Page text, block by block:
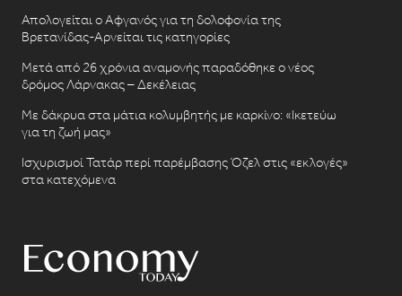
Απολογείται ο Αφγανός για τη δολοφονία της
Βρετανίδας-Αρνείται τις κατηγορίες
Μετά από 26 χρόνια αναμονής παραδόθηκε ο νέος
δρόμος Λάρνακας – Δεκέλειας
Με δάκρυα στα μάτια κολυμβητής με καρκίνο: «Ικετεύω
για τη ζωή μας»
Ισχυρισμοί Τατάρ περί παρέμβασης Όζελ στις «εκλογές»
στα κατεχόμενα